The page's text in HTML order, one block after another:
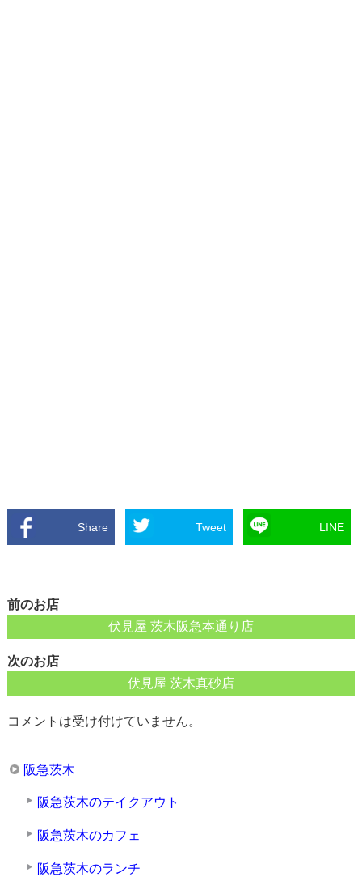
Share Tweet LINE
前のお店
伏見屋 茨木阪急本通り店
次のお店
伏見屋 茨木真砂店
コメントは受け付けていません。
阪急茨木
阪急茨木のテイクアウト
阪急茨木のカフェ
阪急茨木のランチ